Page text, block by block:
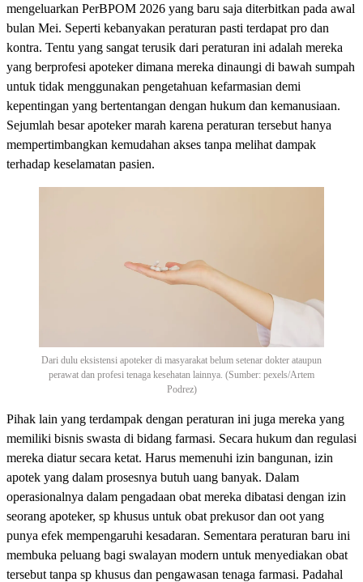
mengeluarkan PerBPOM 2026 yang baru saja diterbitkan pada awal
bulan Mei. Seperti kebanyakan peraturan pasti terdapat pro dan
kontra. Tentu yang sangat terusik dari peraturan ini adalah mereka
yang berprofesi apoteker dimana mereka dinaungi di bawah sumpah
untuk tidak menggunakan pengetahuan kefarmasian demi
kepentingan yang bertentangan dengan hukum dan kemanusiaan.
Sejumlah besar apoteker marah karena peraturan tersebut hanya
mempertimbangkan kemudahan akses tanpa melihat dampak
terhadap keselamatan pasien.
Dari dulu eksistensi apoteker di masyarakat belum setenar dokter ataupun
perawat dan profesi tenaga kesehatan lainnya. (Sumber: pexels/Artem
Podrez)
Pihak lain yang terdampak dengan peraturan ini juga mereka yang
memiliki bisnis swasta di bidang farmasi. Secara hukum dan regulasi
mereka diatur secara ketat. Harus memenuhi izin bangunan, izin
apotek yang dalam prosesnya butuh uang banyak. Dalam
operasionalnya dalam pengadaan obat mereka dibatasi dengan izin
seorang apoteker, sp khusus untuk obat prekusor dan oot yang
punya efek mempengaruhi kesadaran. Sementara peraturan baru ini
membuka peluang bagi swalayan modern untuk menyediakan obat
tersebut tanpa sp khusus dan pengawasan tenaga farmasi. Padahal